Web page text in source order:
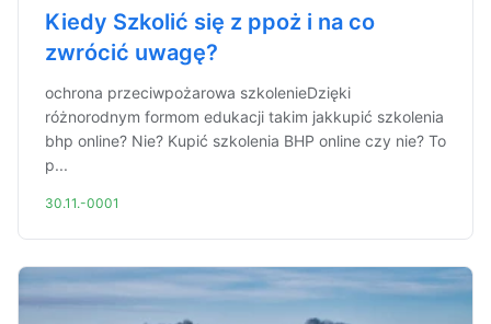
Kiedy Szkolić się z ppoż i na co
zwrócić uwagę?
ochrona przeciwpożarowa szkolenieDzięki
różnorodnym formom edukacji takim jakkupić szkolenia
bhp online? Nie? Kupić szkolenia BHP online czy nie? To
p...
30.11.-0001